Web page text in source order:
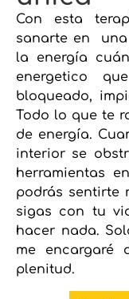
Con esta
sanarte en una
la energía
energetico
bloqueado,
Todo lo que te
de energía.
interior se
herramientas
podrás sentirte
sigas con tu
hacer nada.
me encargaré
plenitud.